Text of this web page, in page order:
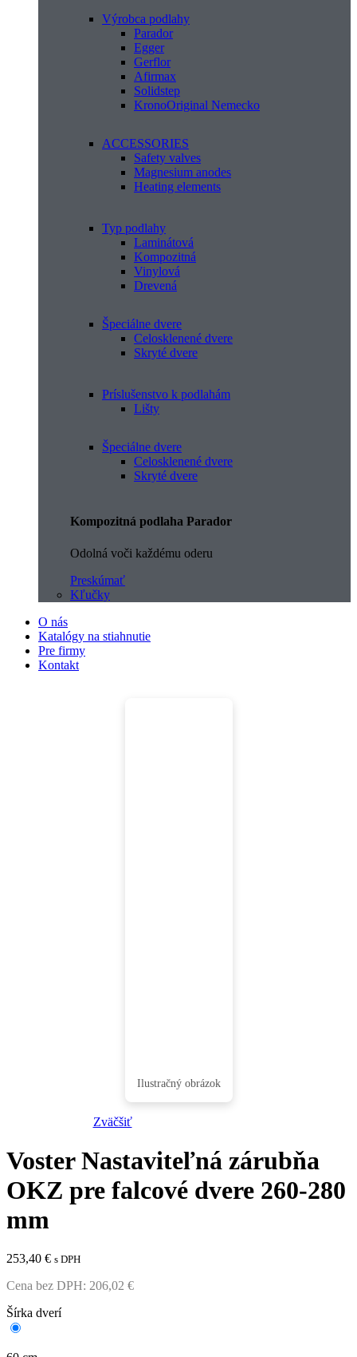
Výrobca podlahy
Parador
Egger
Gerflor
Afirmax
Solidstep
KronoOriginal Nemecko
ACCESSORIES
Safety valves
Magnesium anodes
Heating elements
Typ podlahy
Laminátová
Kompozitná
Vinylová
Drevená
Špeciálne dvere
Celosklenené dvere
Skryté dvere
Príslušenstvo k podlahám
Lišty
Špeciálne dvere
Celosklenené dvere
Skryté dvere
Kompozitná podlaha Parador
Odolná voči každému oderu
Preskúmať
Kľučky
O nás
Katalógy na stiahnutie
Pre firmy
Kontakt
Zväčšiť
Voster Nastaviteľná zárubňa
OKZ pre falcové dvere 260-280
mm
253,40 € s DPH
Cena bez DPH: 206,02 €
Šírka dverí